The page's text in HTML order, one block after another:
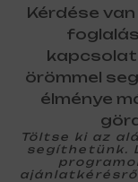
Kérdése
örömmel
élménye
Töltse ki az
segíthetünk.